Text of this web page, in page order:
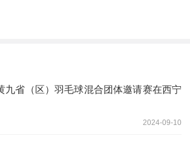
九省（区）羽毛球混合团体邀请赛在西宁
2024-09-10